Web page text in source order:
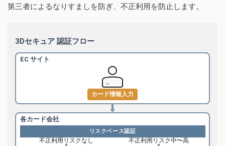
第三者によるなりすましを防ぎ、不正利用を防止します。
3Dセキュア 認証フロー
EC サイト
カード情報入力
各カード会社
リスクベース認証
不正利用リスクなし 不正利用リスク中〜高